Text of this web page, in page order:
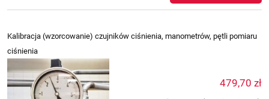
Kalibracja (wzorcowanie) czujników ciśnienia, manometrów, pętli pomiaru
ciśnienia
479,70 zł